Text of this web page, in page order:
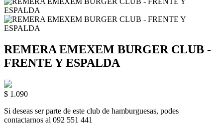
REMERA EMEXEM BURGER CLUB -
FRENTE Y ESPALDA
$ 1.090
Si deseas ser parte de este club de hamburguesas, podes
contactarnos al 092 551 441